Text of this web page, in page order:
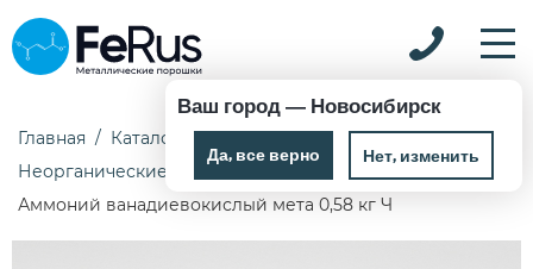
Ваш город — Новосибирск
Да, все верно Нет, изменить
Главная Каталог
Химические реактивы
Неорганические реактивы
Аммоний ванадиевокислый мета 0,58 кг Ч